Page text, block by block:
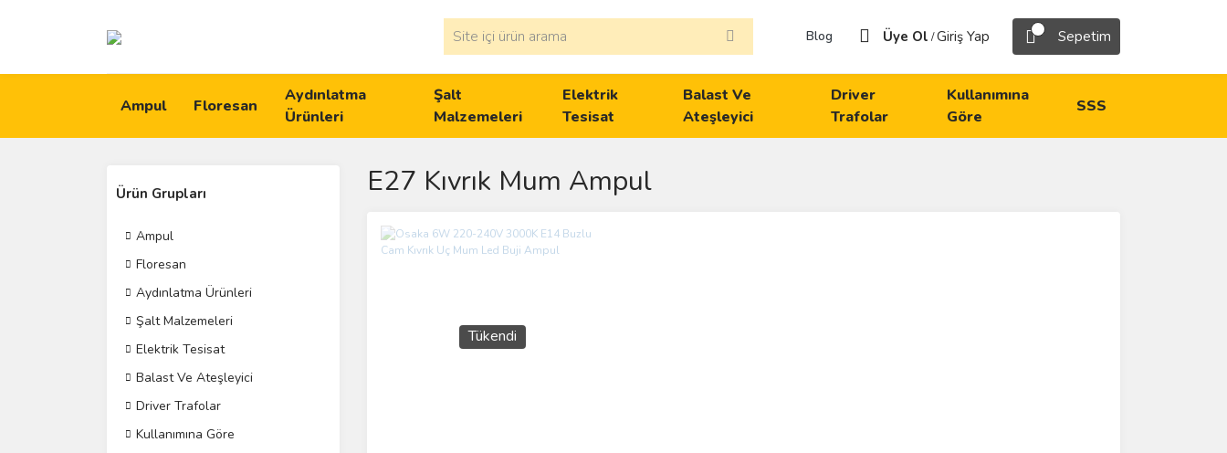
Blog Üye Ol /Giriş Yap Sepetim
Ampul Floresan
Aydınlatma
Ürünleri
Şalt
Malzemeleri
Elektrik
Tesisat
Balast Ve
Ateşleyici
Driver
Trafolar
Kullanımına
Göre
SSS
Ürün Grupları
Ampul
Floresan
Aydınlatma Ürünleri
Şalt Malzemeleri
Elektrik Tesisat
Balast Ve Ateşleyici
Driver Trafolar
Kullanımına Göre
E27 Kıvrık Mum Ampul
Tükendi